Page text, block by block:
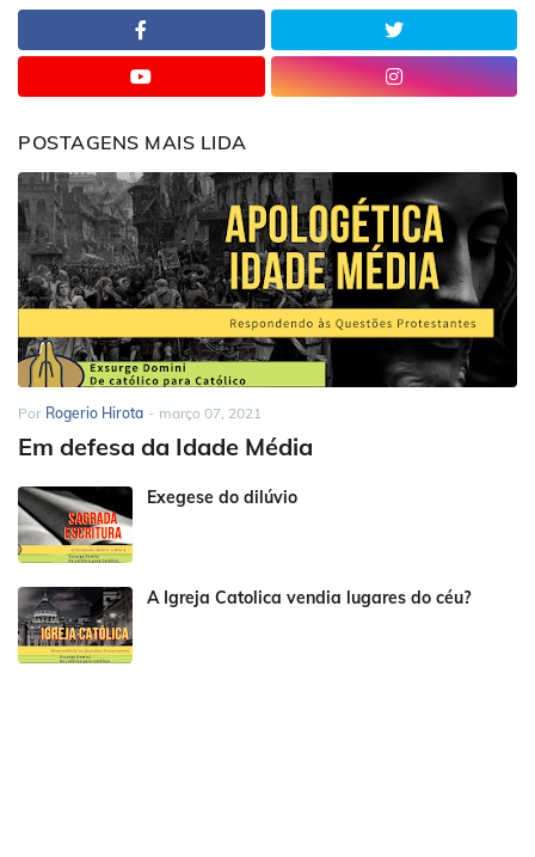
POSTAGENS MAIS LIDA
Por Rogerio Hirota - março 07, 2021
Em defesa da Idade Média
Exegese do dilúvio
A Igreja Catolica vendia lugares do céu?